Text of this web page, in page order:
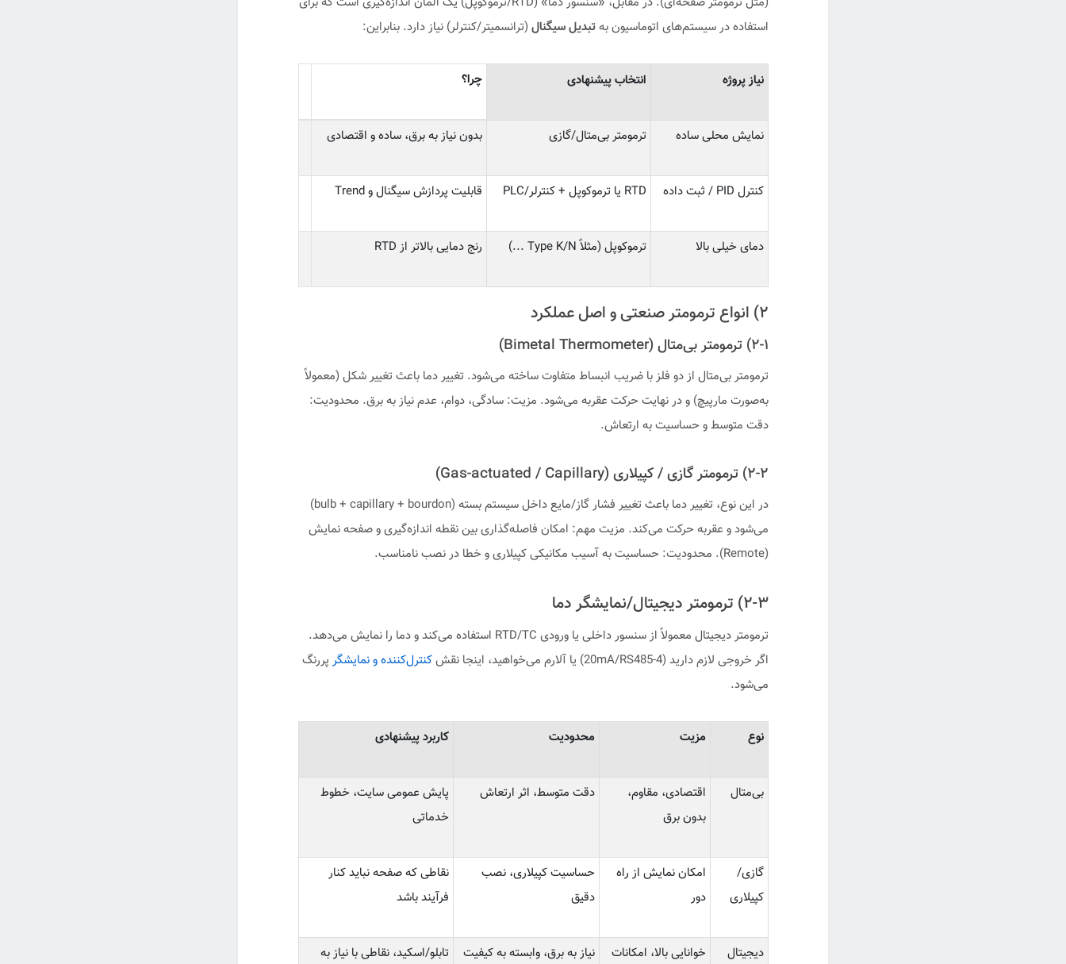
استفاده در سیستم‌های اتوماسیون بهتبدیل سیگنال (ترانسمیتر/کنترلر) نیاز دارد. بنابراین:
نیاز پروژه انتخاب پیشنهادی چرا؟
نمایش محلی ساده ترمومتر بی‌متال/گازی بدون نیاز به برق، ساده و اقتصادی
کنترل PID / ثبت داده RTD یا ترموکوپل + کنترلر/PLC قابلیت پردازش سیگنال و Trend
دمای خیلی بالا ترموکوپل (مثلاً Type K/N ...) رنج دمایی بالاتر از RTD
۲) انواع ترمومتر صنعتی و اصل عملکرد
۲-۱) ترمومتر بی‌متال (Bimetal Thermometer)
ترمومتر بی‌متال از دو فلز با ضریب انبساط متفاوت ساخته می‌شود. تغییر دما باعث تغییر شکل (معمولاً
به‌صورت مارپیچ) و در نهایت حرکت عقربه می‌شود. مزیت: سادگی، دوام، عدم نیاز به برق. محدودیت:
دقت متوسط و حساسیت به ارتعاش.
۲-۲) ترمومتر گازی / کپیلاری (Gas-actuated / Capillary)
در این نوع، تغییر دما باعث تغییر فشار گاز/مایع داخل سیستم بسته (bulb + capillary + bourdon)
می‌شود و عقربه حرکت می‌کند. مزیت مهم: امکان فاصله‌گذاری بین نقطه اندازه‌گیری و صفحه نمایش
(Remote). محدودیت: حساسیت به آسیب مکانیکی کپیلاری و خطا در نصب نامناسب.
۲-۳) ترمومتر دیجیتال/نمایشگر دما
ترمومتر دیجیتال معمولاً از سنسور داخلی یا ورودی RTD/TC استفاده می‌کند و دما را نمایش می‌دهد.
اگر خروجی لازم دارید (4-20mA/RS485) یا آلارم می‌خواهید، اینجا نقش
کنترل‌کننده و نمایشگر پررنگ
می‌شود.
نوع مزیت محدودیت کاربرد پیشنهادی
بی‌متال
اقتصادی، مقاوم،
بدون برق
دقت متوسط، اثر ارتعاش
پایش عمومی سایت، خطوط
خدماتی
گازی/
کپیلاری
امکان نمایش از راه
دور
حساسیت کپیلاری، نصب
دقیق
نقاطی که صفحه نباید کنار
فرآیند باشد
دیجیتال
خوانایی بالا، امکانات
نیاز به برق، وابسته به کیفیت
تابلو/اسکید، نقاطی با نیاز به